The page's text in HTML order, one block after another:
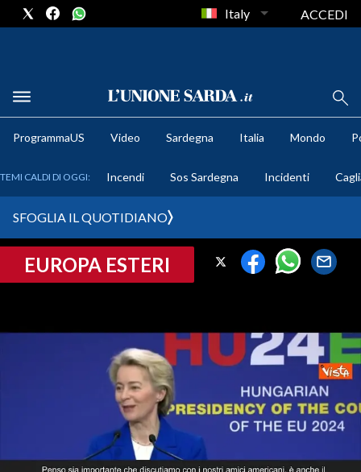
METEO
CRONACA SARDEGNA
MEDIO CAMPIDANO
ORISTANO E PROVINCIA
SASSARI E PROVINCIA
NUORO E PROVINCIA
Italy ACCEDI
ProgrammaUS Video Sardegna Italia Mondo
TEMI CALDI DI OGGI: Incendi Sos Sardegna Incidenti
SFOGLIA IL QUOTIDIANO
EUROPA ESTERI